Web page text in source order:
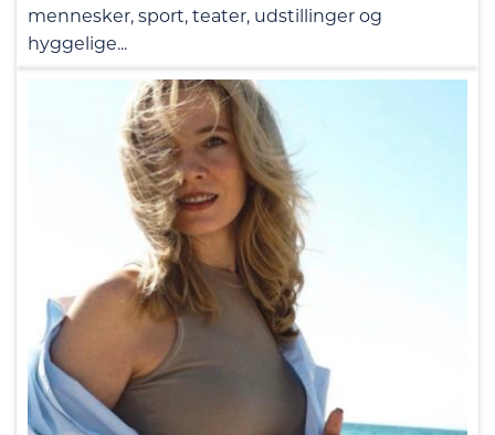
mennesker, sport, teater, udstillinger og
hyggelige...